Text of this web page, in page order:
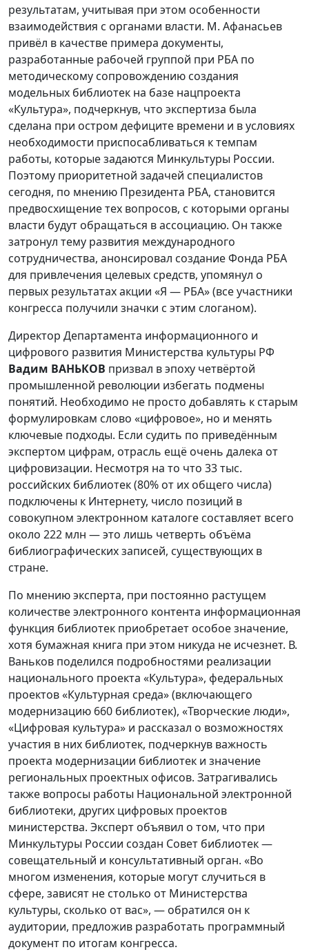
результатам, учитывая при этом особенности
взаимодействия с органами власти. М. Афанасьев
привёл в качестве примера документы,
разработанные рабочей группой при РБА по
методическому сопровождению создания
модельных библиотек на базе нацпроекта
«Культура», подчеркнув, что экспертиза была
сделана при остром дефиците времени и в условиях
необходимости приспосабливаться к темпам
работы, которые задаются Минкультуры России.
Поэтому приоритетной задачей специалистов
сегодня, по мнению Президента РБА, становится
предвосхищение тех вопросов, с которыми органы
власти будут обращаться в ассоциацию. Он также
затронул тему развития международного
сотрудничества, анонсировал создание Фонда РБА
для привлечения целевых средств, упомянул о
первых результатах акции «Я — РБА» (все участники
конгресса получили значки с этим слоганом).
Директор Департамента информационного и
цифрового развития Министерства культуры РФ
Вадим ВАНЬКОВ призвал в эпоху четвёртой
промышленной революции избегать подмены
понятий. Необходимо не просто добавлять к старым
формулировкам слово «цифровое», но и менять
ключевые подходы. Если судить по приведённым
экспертом цифрам, отрасль ещё очень далека от
цифровизации. Несмотря на то что 33 тыс.
российских библиотек (80% от их общего числа)
подключены к Интернету, число позиций в
совокупном электронном каталоге составляет всего
около 222 млн — это лишь четверть объёма
библиографических записей, существующих в
стране.
По мнению эксперта, при постоянно растущем
количестве электронного контента информационная
функция библиотек приобретает особое значение,
хотя бумажная книга при этом никуда не исчезнет. В.
Ваньков поделился подробностями реализации
национального проекта «Культура», федеральных
проектов «Культурная среда» (включающего
модернизацию 660 библиотек), «Творческие люди»,
«Цифровая культура» и рассказал о возможностях
участия в них библиотек, подчеркнув важность
проекта модернизации библиотек и значение
региональных проектных офисов. Затрагивались
также вопросы работы Национальной электронной
библиотеки, других цифровых проектов
министерства. Эксперт объявил о том, что при
Минкультуры России создан Совет библиотек —
совещательный и консультативный орган. «Во
многом изменения, которые могут случиться в
сфере, зависят не столько от Министерства
культуры, сколько от вас», — обратился он к
аудитории, предложив разработать программный
документ по итогам конгресса.